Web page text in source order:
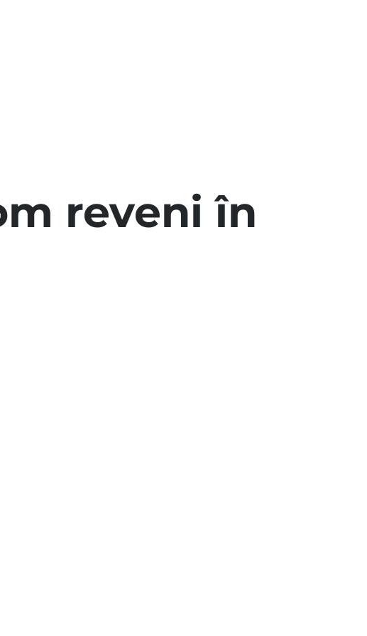
reveni în